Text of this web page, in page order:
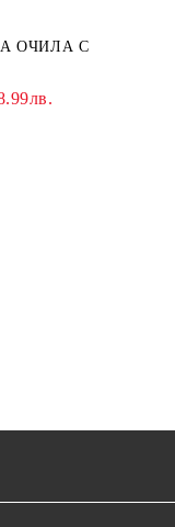
ОЧИЛА С